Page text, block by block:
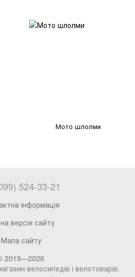
Мото шлолми
524-33-21
інформація
версія сайту
Мапа сайту
2019—2026
велосипедів і велотоварів.